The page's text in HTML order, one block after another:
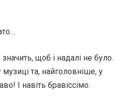
щоб і надалі не було.
та, найголовніше, у
І навіть бравіссімо.